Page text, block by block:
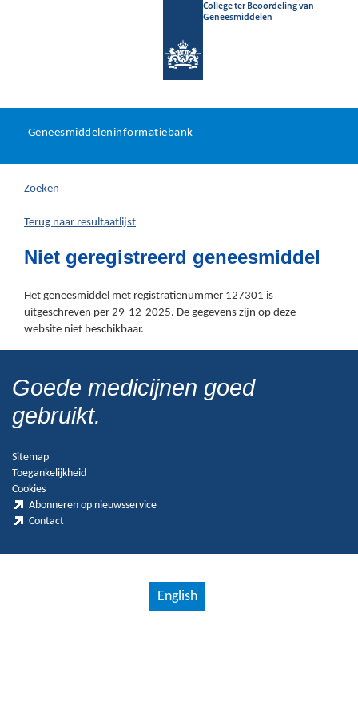
College ter Beoordeling van
Geneesmiddelen
U
hier:
Geneesmiddeleninformatiebank
Zoeken
Terug naar resultaatlijst
Niet geregistreerd geneesmiddel
Het geneesmiddel met registratienummer 127301 is
uitgeschreven per 29-12-2025. De gegevens zijn op deze
website niet beschikbaar.
Goede medicijnen goed
gebruikt.
Sitemap
Toegankelijkheid
Cookies
Abonneren op nieuwsservice
Contact
English